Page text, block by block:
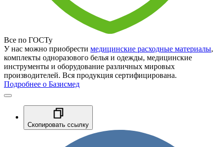
Все по ГОСТу
У нас можно приобрести медицинские расходные материалы,
комплекты одноразового белья и одежды, медицинские
инструменты и оборудование различных мировых
производителей. Вся продукция сертифицирована.
Подробнее о Базисмед
Скопировать ссылку